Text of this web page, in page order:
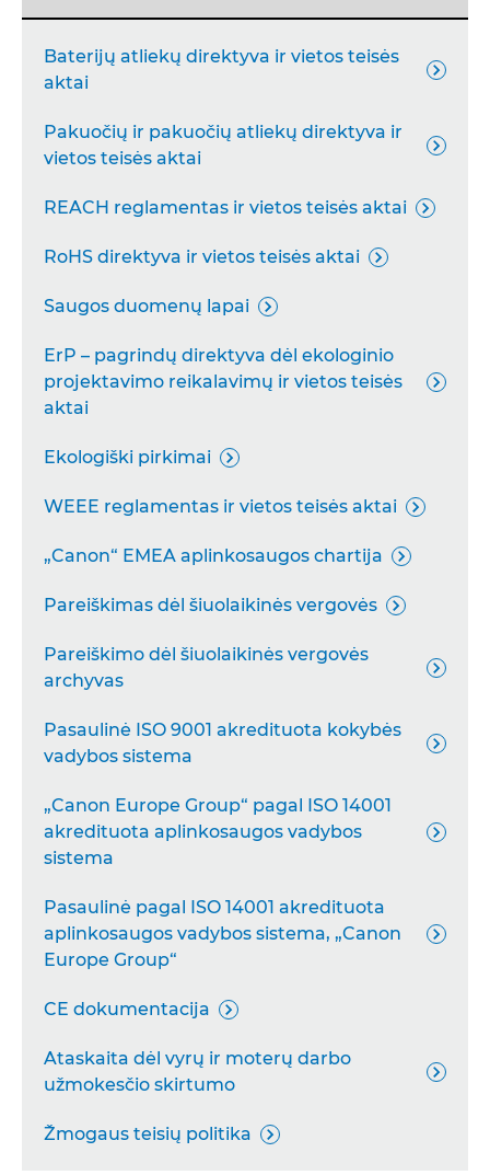
Baterijų atliekų direktyva ir vietos teisės
aktai

Pakuočių ir pakuočių atliekų direktyva ir
vietos teisės aktai

REACH reglamentas ir vietos teisės aktai 
RoHS direktyva ir vietos teisės aktai 
Saugos duomenų lapai 
ErP – pagrindų direktyva dėl ekologinio
projektavimo reikalavimų ir vietos teisės
aktai

Ekologiški pirkimai 
WEEE reglamentas ir vietos teisės aktai 
„Canon“ EMEA aplinkosaugos chartija 
Pareiškimas dėl šiuolaikinės vergovės 
Pareiškimo dėl šiuolaikinės vergovės
archyvas

Pasaulinė ISO 9001 akredituota kokybės
vadybos sistema

„Canon Europe Group“ pagal ISO 14001
akredituota aplinkosaugos vadybos
sistema

Pasaulinė pagal ISO 14001 akredituota
aplinkosaugos vadybos sistema, „Canon
Europe Group“

CE dokumentacija 
Ataskaita dėl vyrų ir moterų darbo
užmokesčio skirtumo

Žmogaus teisių politika 